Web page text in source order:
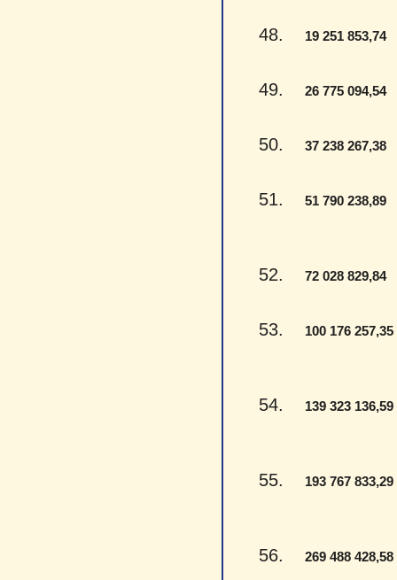
48. 19 251 853,74-
49. 26 775 094,54-
50. 37 238 267,38
51. 51 790 238,89
52. 72 028 829,84-
53. 100 176 257,35
54. 139 323 136,59
55. 193 767 833,29
56. 269 488 428,58